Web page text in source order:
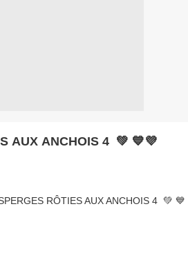
ASPERGES RÔTIES AUX ANCHOIS 4 💚 💙💜